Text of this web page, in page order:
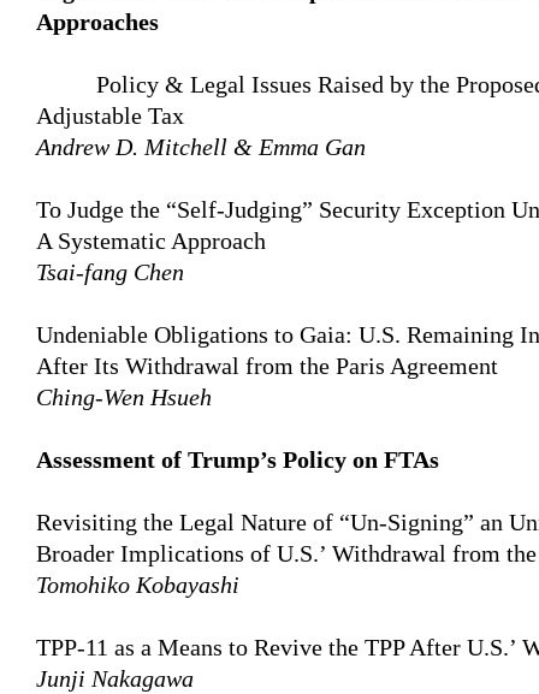
Approaches
Policy & Legal Issues Raised by the
Adjustable Tax
Andrew D. Mitchell & Emma Gan
To Judge the “Self-Judging” Security Exception
A Systematic Approach
Tsai-fang Chen
Undeniable Obligations to Gaia: U.S. Remaining
After Its Withdrawal from the Paris Agreement
Ching-Wen Hsueh
Assessment of Trump’s Policy on FTAs
Revisiting the Legal Nature of “Un-Signing” an
Broader Implications of U.S.’ Withdrawal from the
Tomohiko Kobayashi
TPP-11 as a Means to Revive the TPP After U.S.’
Junji Nakagawa